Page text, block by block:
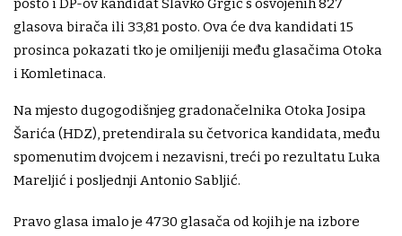
posto i DP-ov kandidat Slavko Grgić s osvojenih 827
glasova birača ili 33,81 posto. Ova će dva kandidati 15
prosinca pokazati tko je omiljeniji među glasačima Otoka
i Komletinaca.
Na mjesto dugogodišnjeg gradonačelnika Otoka Josipa
Šarića (HDZ), pretendirala su četvorica kandidata, među
spomenutim dvojcem i nezavisni, treći po rezultatu Luka
Mareljić i posljednji Antonio Sabljić.
Pravo glasa imalo je 4730 glasača od kojih je na izbore